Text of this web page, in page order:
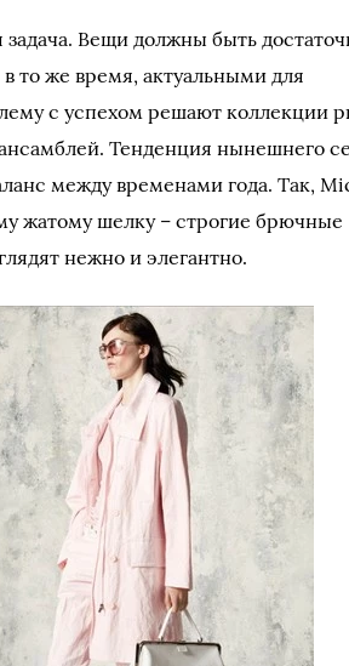
Вещи должны быть
то же время, актуальными для
с успехом решают коллекции
Тенденция нынешнего
между временами года. Так,
жатому шелку – строгие брючные
нежно и элегантно.